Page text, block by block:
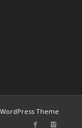
Theme